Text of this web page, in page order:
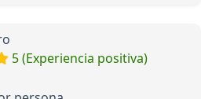
5 (Experiencia positiva)